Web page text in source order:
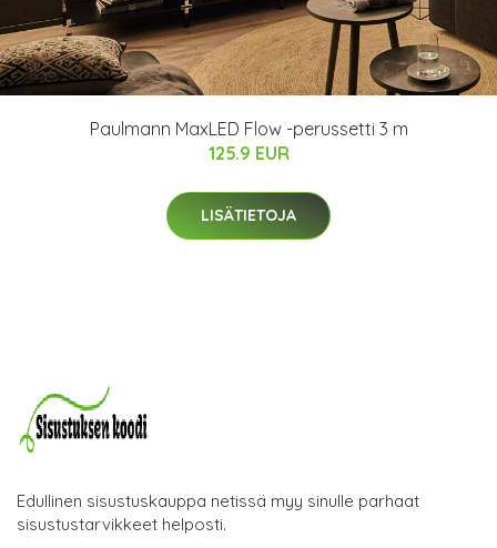
Paulmann MaxLED Flow -perussetti 3 m
125.9 EUR
LISÄTIETOJA
Edullinen sisustuskauppa netissä myy sinulle parhaat
sisustustarvikkeet helposti.